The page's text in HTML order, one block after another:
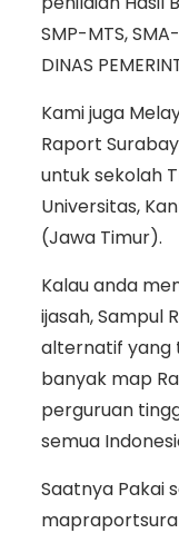
SMP-MTS,
DINAS
Kami juga
Raport
untuk sekolah
Universitas,
(Jawa Timur).
Kalau anda
ijasah, Sampul
alternatif yang
banyak map
perguruan
semua
Saatnya Pakai